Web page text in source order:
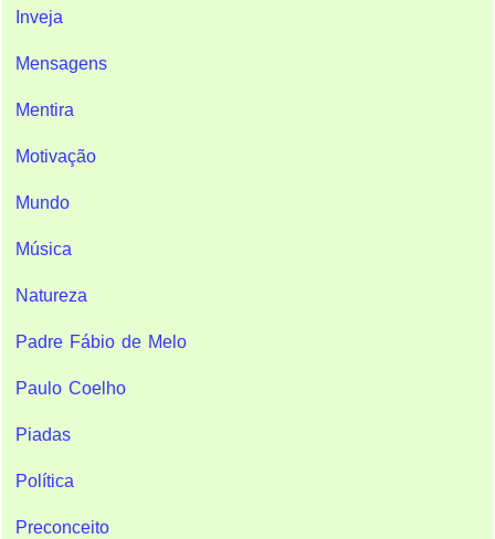
Inveja
Mensagens
Mentira
Motivação
Mundo
Música
Natureza
Padre Fábio de Melo
Paulo Coelho
Piadas
Política
Preconceito